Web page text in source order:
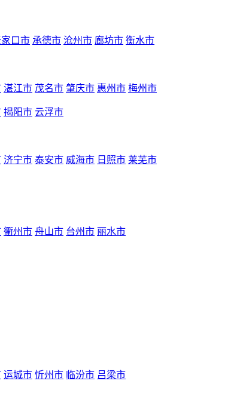
口市 承德市 沧州市 廊坊市 衡水市
湛江市 茂名市 肇庆市 惠州市 梅州市
揭阳市 云浮市
济宁市 泰安市 威海市 日照市 莱芜市
衢州市 舟山市 台州市 丽水市
运城市 忻州市 临汾市 吕梁市